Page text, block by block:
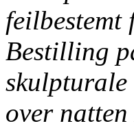
feilbestemt
Bestilling
over